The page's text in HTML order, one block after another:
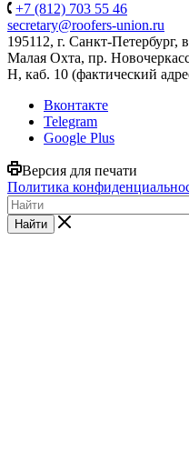
+7 (812) 703 55 46
secretary@roofers-union.ru
195112, г. Санкт-
Малая Охта, пр.
Н, каб. 10 (фактический
Вконтакте
Telegram
Google Plus
Версия для печати
Политика
Найти